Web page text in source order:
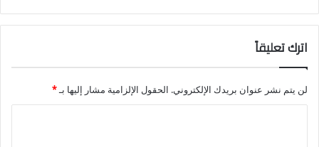
اترك تعليقاً
لن يتم نشر عنوان بريدك الإلكتروني. الحقول الإلزامية مشار إليها بـ*